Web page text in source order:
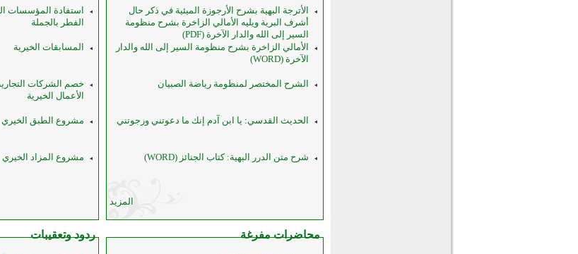
الأترجة البهية بشرح الأرجوزة الميئية في ذكر حال
أشرف البرية ويليه الأمالي الزاخرة بشرح منظومة
السير إلى الله والدار الآخرة (PDF)
الأمالي الزاخرة بشرح منظومة السير إلى الله والدار
الآخرة (WORD)
الشرح المختصر لمنظومة رياضة الصبيان
الحديث القدسي: يا ابن آدم إنك ما دعوتني ورجوتني
شرح متن الدرر البهية: كتاب الجنائز (WORD)
المزيد
استفادة المؤسسات
الفطر بالجملة
المسابقات الخيرية
خصم الشركات
الأعمال الخيرية
مشروع الطبق الخيري
مشروع المزاد الخيري
محاضرات مفرغة ردود وتعقيبات